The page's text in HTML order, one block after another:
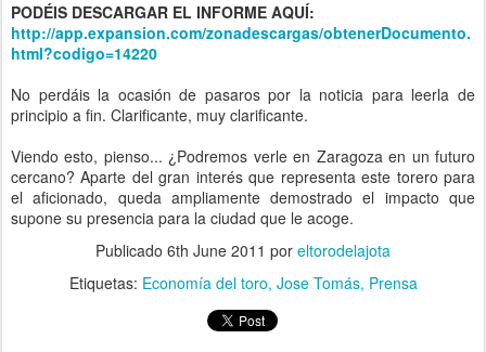
PODÉIS DESCARGAR EL INFORME AQUÍ:
http://app.expansion.com/zonadescargas/obtenerDocumento.
html?codigo=14220
No perdáis la ocasión de pasaros por la noticia para leerla de
principio a fin. Clarificante, muy clarificante.
Viendo esto, pienso... ¿Podremos verle en Zaragoza en un futuro
cercano? Aparte del gran interés que representa este torero para
el aficionado, queda ampliamente demostrado el impacto que
supone su presencia para la ciudad que le acoge.
Publicado 6th June 2011 por eltorodelajota
Etiquetas: Economía del toro Jose Tomás Prensa